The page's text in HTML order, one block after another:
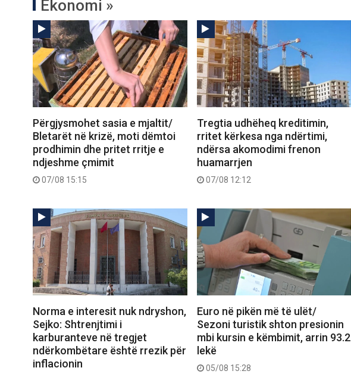
Ekonomi »
Përgjysmohet sasia e mjaltit/
Bletarët në krizë, moti dëmtoi
prodhimin dhe pritet rritje e
ndjeshme çmimit
07/08 15:15
Tregtia udhëheq kreditimin,
rritet kërkesa nga ndërtimi,
ndërsa akomodimi frenon
huamarrjen
07/08 12:12
Norma e interesit nuk ndryshon,
Sejko: Shtrenjtimi i
karburanteve në tregjet
ndërkombëtare është rrezik për
inflacionin
Euro në pikën më të ulët/
Sezoni turistik shton presionin
mbi kursin e këmbimit, arrin 93.2
lekë
05/08 15:28